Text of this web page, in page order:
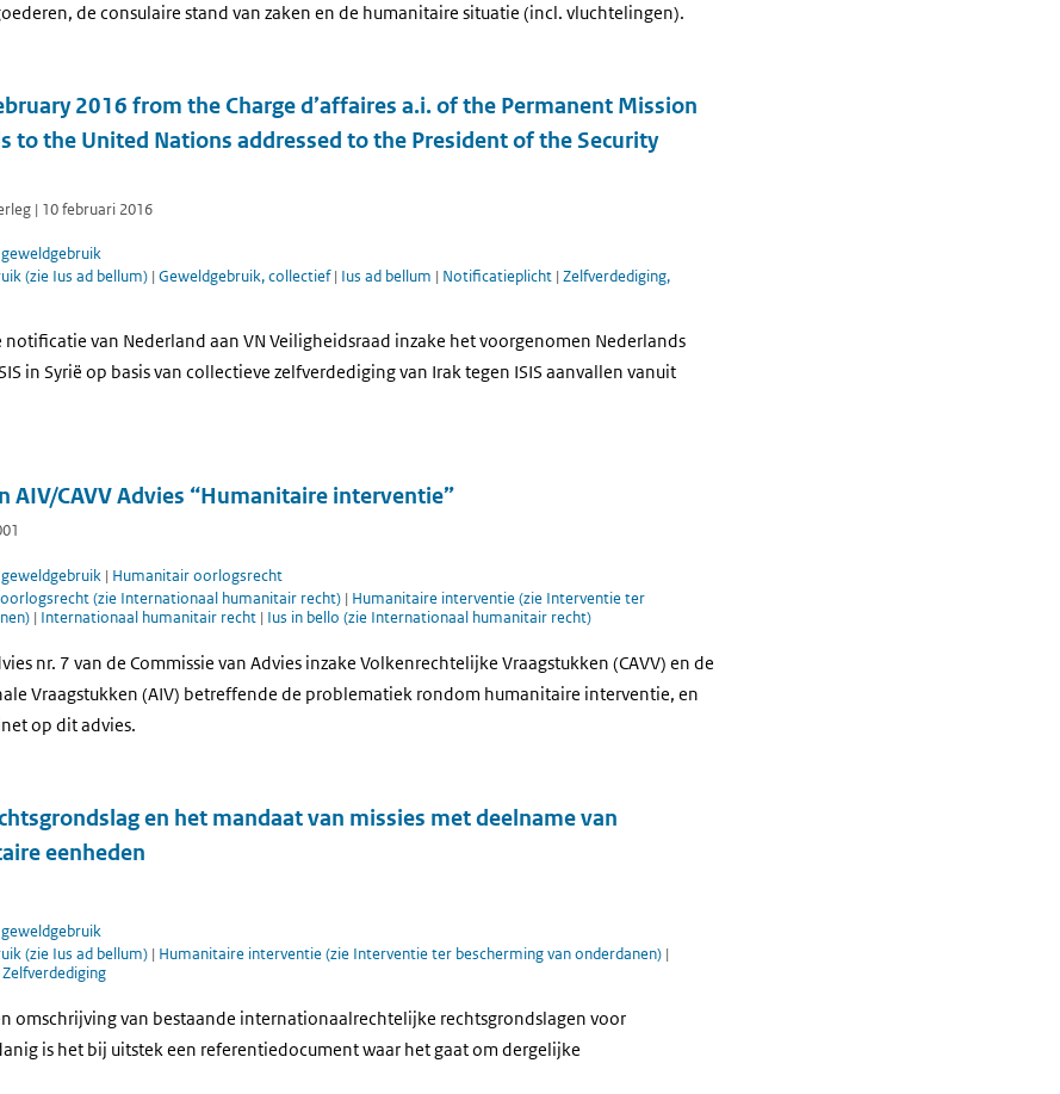
de consulaire stand van zaken en de humanitaire situatie (incl. vluchtelingen).
2016 from the Charge d’affaires a.i. of the Permanent Mission
to the United Nations addressed to the President of the Security
| 10 februari 2016
(zie Ius ad bellum) | Geweldgebruik, collectief| Ius ad bellum | Notificatieplicht | Zelfverdediging,
van Nederland aan VN Veiligheidsraad inzake het voorgenomen Nederlands
in Syrië op basis van collectieve zelfverdediging van Irak tegen ISIS aanvallen vanuit
AIV/CAVV Advies “Humanitaire interventie”
| Humanitair oorlogsrecht
(zie Internationaal humanitair recht) | Humanitaire interventie (zie Interventie ter
| Internationaal humanitair recht | Ius in bello (zie Internationaal humanitair recht)
nr. 7 van de Commissie van Advies inzake Volkenrechtelijke Vraagstukken (CAVV) en de
Vraagstukken (AIV) betreffende de problematiek rondom humanitaire interventie, en
op dit advies.
en het mandaat van missies met deelname van
eenheden
(zie Ius ad bellum) | Humanitaire interventie (zie Interventie ter bescherming van onderdanen) |
Zelfverdediging
omschrijving van bestaande internationaalrechtelijke rechtsgrondslagen voor
is het bij uitstek een referentiedocument waar het gaat om dergelijke